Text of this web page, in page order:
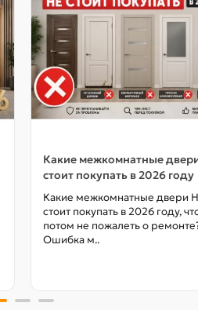
Какие межкомнатные
стоит покупать в 2026 году
Какие межкомнатные двери
стоит покупать в 2026 году,
потом не пожалеть о
Ошибка м..